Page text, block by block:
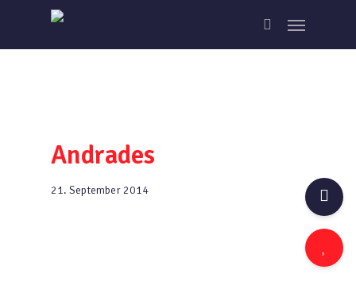
main
search
Menu
Andrades
21. September 2014